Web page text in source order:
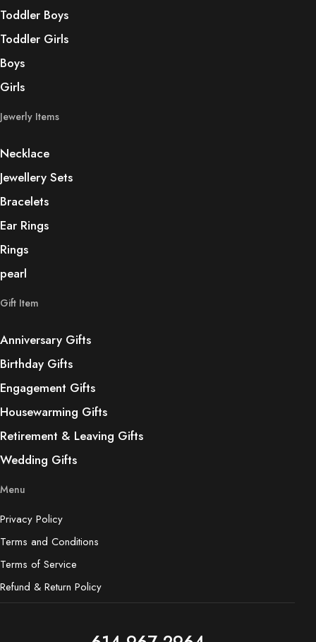
Toddler Boys
Toddler Girls
Boys
Girls
Jewerly Items
Necklace
Jewellery Sets
Bracelets
Ear Rings
Rings
pearl
Gift Item
Anniversary Gifts
Birthday Gifts
Engagement Gifts
Housewarming Gifts
Retirement & Leaving Gifts
Wedding Gifts
Menu
Privacy Policy
Terms and Conditions
Terms of Service
Refund & Return Policy